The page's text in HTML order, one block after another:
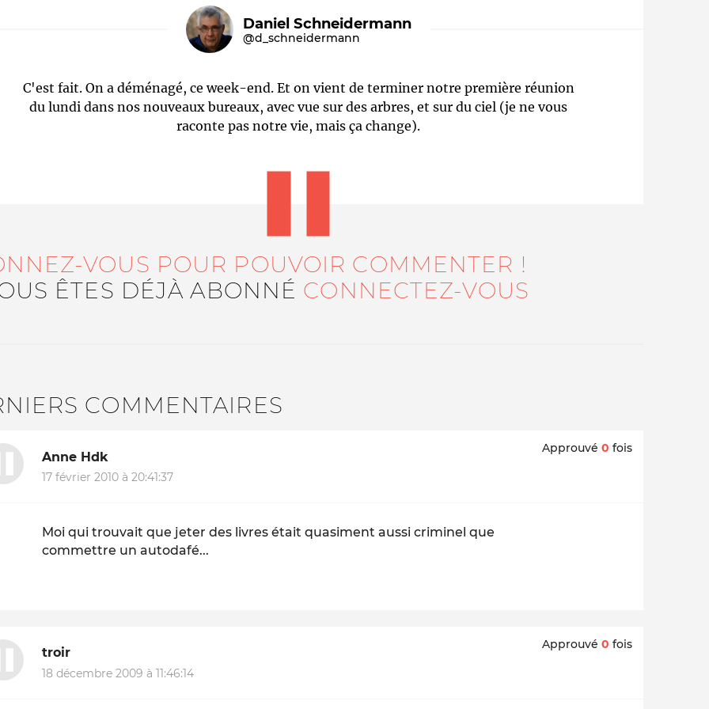
Daniel Schneidermann
@d_schneidermann
C'est fait. On a déménagé, ce week-end. Et on vient de terminer notre première réunion
du lundi dans nos nouveaux bureaux, avec vue sur des arbres, et sur du ciel (je ne vous
raconte pas notre vie, mais ça change).
VOUS POUR POUVOIR COMMENTER !
ÊTES DÉJÀ ABONNÉ CONNECTEZ-VOUS
COMMENTAIRES
Anne Hdk
17 février 2010 à 20:41:37
Approuvé 0 fois
Moi qui trouvait que jeter des livres était quasiment aussi criminel que
commettre un autodafé...
troir
18 décembre 2009 à 11:46:14
Approuvé 0 fois